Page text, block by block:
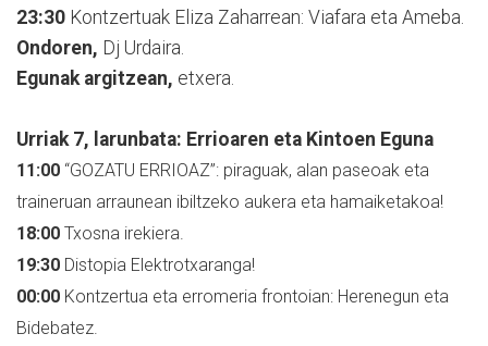
23:30 Kontzertuak Eliza Zaharrean: Viafara eta Ameba.
Ondoren, Dj Urdaira.
Egunak argitzean, etxera.
Urriak 7, larunbata: Errioaren eta Kintoen Eguna
11:00 “GOZATU ERRIOAZ”: piraguak, alan paseoak eta
traineruan arraunean ibiltzeko aukera eta hamaiketakoa!
18:00 Txosna irekiera.
19:30 Distopia Elektrotxaranga!
00:00 Kontzertua eta erromeria frontoian: Herenegun eta
Bidebatez.